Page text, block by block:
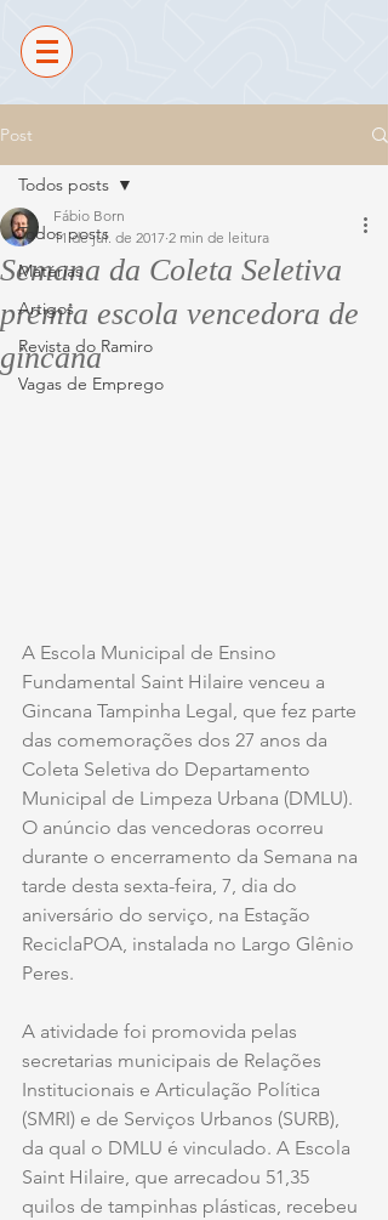
Post
Todos posts
Matérias
Artigos
Revista do Ramiro
Vagas de Emprego
Todos posts
Semana da Coleta Seletiva
premia escola vencedora de
gincana
Fábio Born
11 de jul. de 2017 2 min de leitura
A Escola Municipal de Ensino
Fundamental Saint Hilaire venceu a
Gincana Tampinha Legal, que fez parte
das comemorações dos 27 anos da
Coleta Seletiva do Departamento
Municipal de Limpeza Urbana (DMLU).
O anúncio das vencedoras ocorreu
durante o encerramento da Semana na
tarde desta sexta-feira, 7, dia do
aniversário do serviço, na Estação
ReciclaPOA, instalada no Largo Glênio
Peres.
A atividade foi promovida pelas
secretarias municipais de Relações
Institucionais e Articulação Política
(SMRI) e de Serviços Urbanos (SURB),
da qual o DMLU é vinculado. A Escola
Saint Hilaire, que arrecadou 51,35
quilos de tampinhas plásticas, recebeu